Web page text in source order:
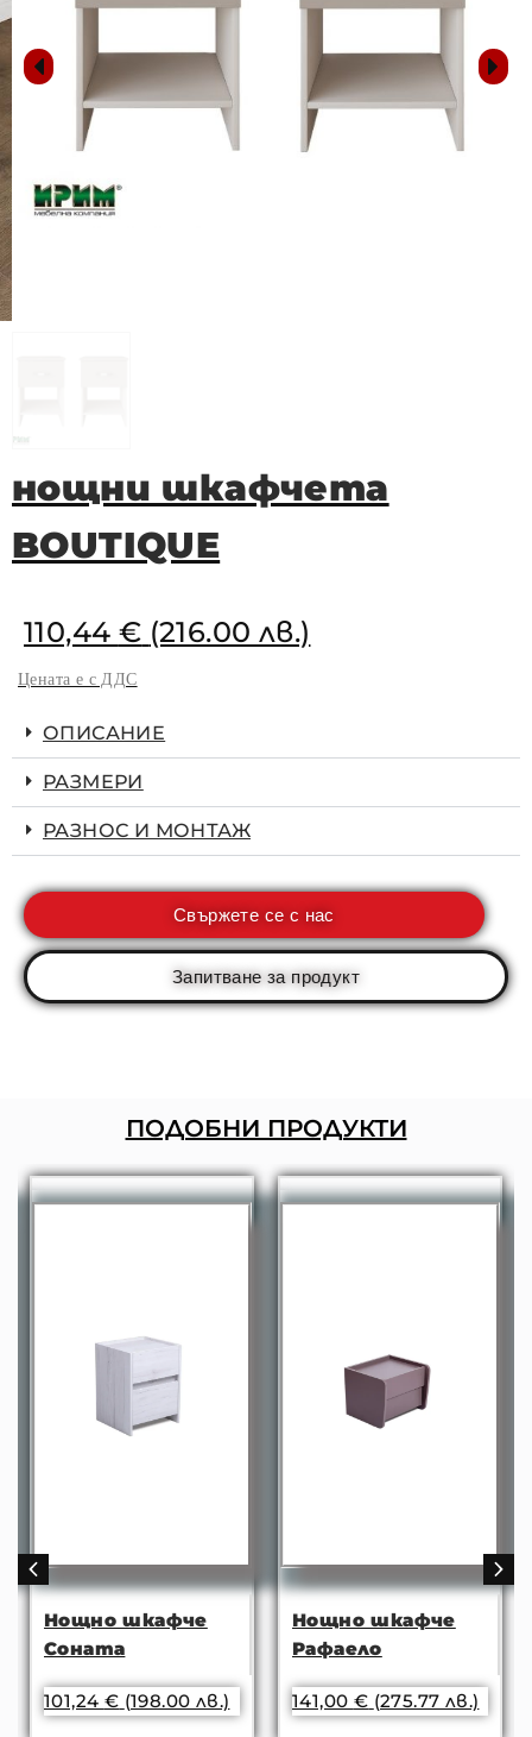
нощни шкафчета
BOUTIQUE
110,44 € (216.00 лв.)
Цената е с ДДС
ОПИСАНИЕ
РАЗМЕРИ
РАЗНОС И МОНТАЖ
Свържете се с нас
Запитване за продукт
ПОДОБНИ ПРОДУКТИ
Нощно шкафче
Соната
101,24 € (198.00 лв.)
Нощно шкафче
Рафаело
141,00 € (275.77 лв.)